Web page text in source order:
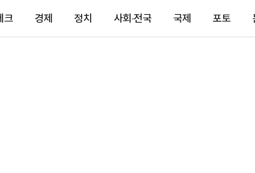
크 경제 정치 사회·전국 국제 포토